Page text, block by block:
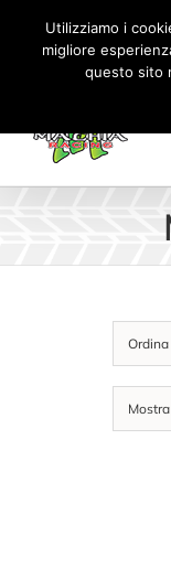
Salta
contenuto
Il
Mostra
Utilizziamo i
migliore
questo sito